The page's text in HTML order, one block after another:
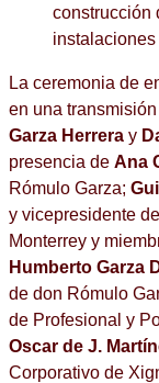
construcción
La ceremonia de
en una
Garza Herrera y
presencia de Ana
Rómulo Garza;
y vicepresidente
Monterrey y
Humberto Garza
de don Rómulo
de Profesional y
Oscar de J.
Corporativo de